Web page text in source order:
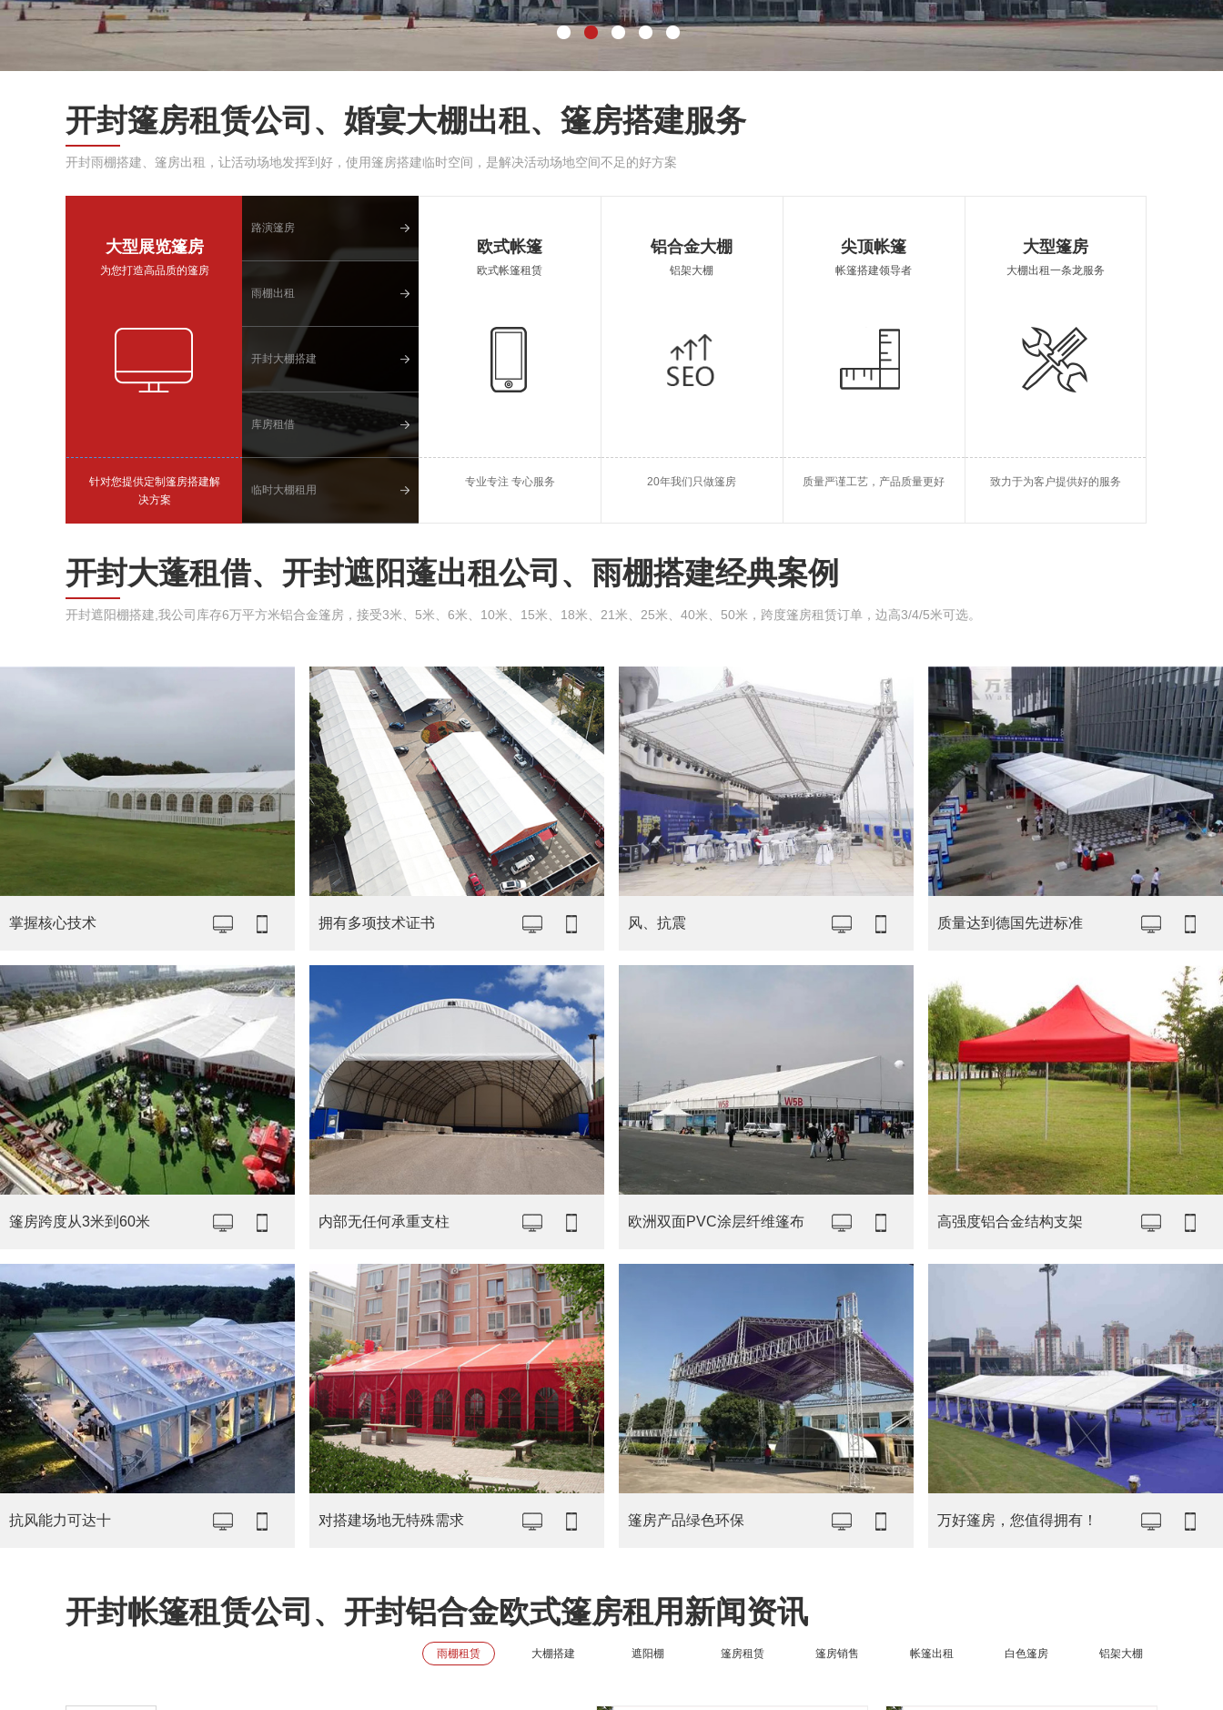
开封篷房租赁公司、婚宴大棚出租、篷房搭建服务
开封雨棚搭建、篷房出租，让活动场地发挥到好，使用篷房搭建临时空间，是解决活动场地空间不足的好方案
大型展览篷房
为您打造高品质的篷房
针对您提供定制篷房搭建解
决方案
路演篷房
雨棚出租
开封大棚搭建
库房租借
临时大棚租用
欧式帐篷
欧式帐篷租赁
专业专注 专心服务
开封雨棚出租
铝合金大棚
铝架大棚
20年我们只做篷房
开封玻璃蓬房
尖顶帐篷
帐篷搭建领导者
质量严谨工艺，产品质量更好
开封遮阳雨棚
开封帐篷租用
大型篷房
大棚出租一条龙服务
致力于为客户提供好的服务
开封大蓬租借、开封遮阳蓬出租公司、雨棚搭建经典案例
开封遮阳棚搭建,我公司库存6万平方米铝合金篷房，接受3米、5米、6米、10米、15米、18米、21米、25米、40米、50米，跨度篷房租赁订单，边高3/4/5米可选。
掌握核心技术 拥有多项技术证书 风、抗震 质量达到德国先进标准
篷房跨度从3米到60米 内部无任何承重支柱 欧洲双面PVC涂层纤维篷布 高强度铝合金结构支架
抗风能力可达十 对搭建场地无特殊需求 篷房产品绿色环保 万好篷房，您值得拥有！
开封帐篷租赁公司、开封铝合金欧式篷房租用新闻资讯
雨棚租赁 大棚搭建 遮阳棚 篷房租赁 篷房销售 帐篷出租 白色篷房 铝架大棚